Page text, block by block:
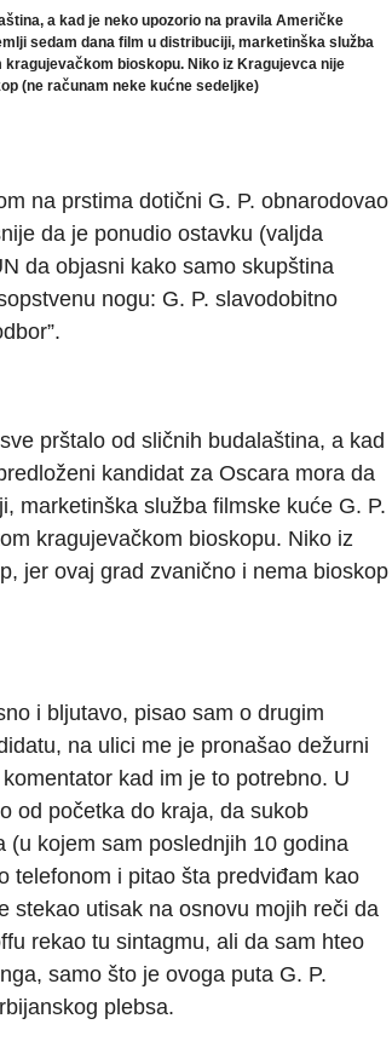
a kad je neko upozorio na pravila Američke
sedam dana film u distribuciji, marketinška služba
bioskopu. Niko iz Kragujevca nije
(ne računam neke kućne sedeljke)
na prstima dotični G. P. obnarodovao
da je ponudio ostavku (valjda
da objasni kako samo skupština
nogu: G. P. slavodobitno
prštalo od sličnih budalaština, a kad
kandidat za Oscara mora da
marketinška služba filmske kuće G. P.
kragujevačkom bioskopu. Niko iz
jer ovaj grad zvanično i nema bioskop
i bljutavo, pisao sam o drugim
na ulici me je pronašao dežurni
kad im je to potrebno. U
od početka do kraja, da sukob
kojem sam poslednjih 10 godina
telefonom i pitao šta predviđam kao
stekao utisak na osnovu mojih reči da
rekao tu sintagmu, ali da sam hteo
samo što je ovoga puta G. P.
plebsa.